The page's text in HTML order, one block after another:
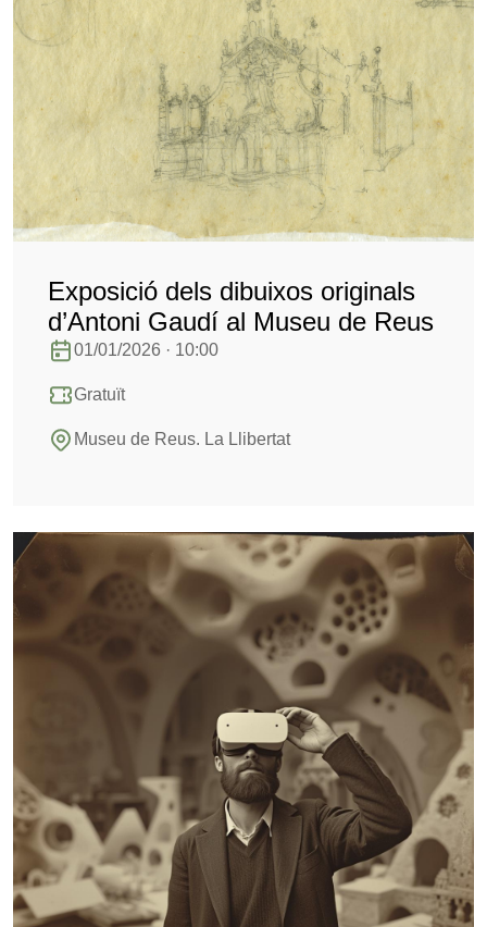
Exposició dels dibuixos originals
d’Antoni Gaudí al Museu de Reus
01/01/2026 · 10:00
Gratuït
Museu de Reus. La Llibertat